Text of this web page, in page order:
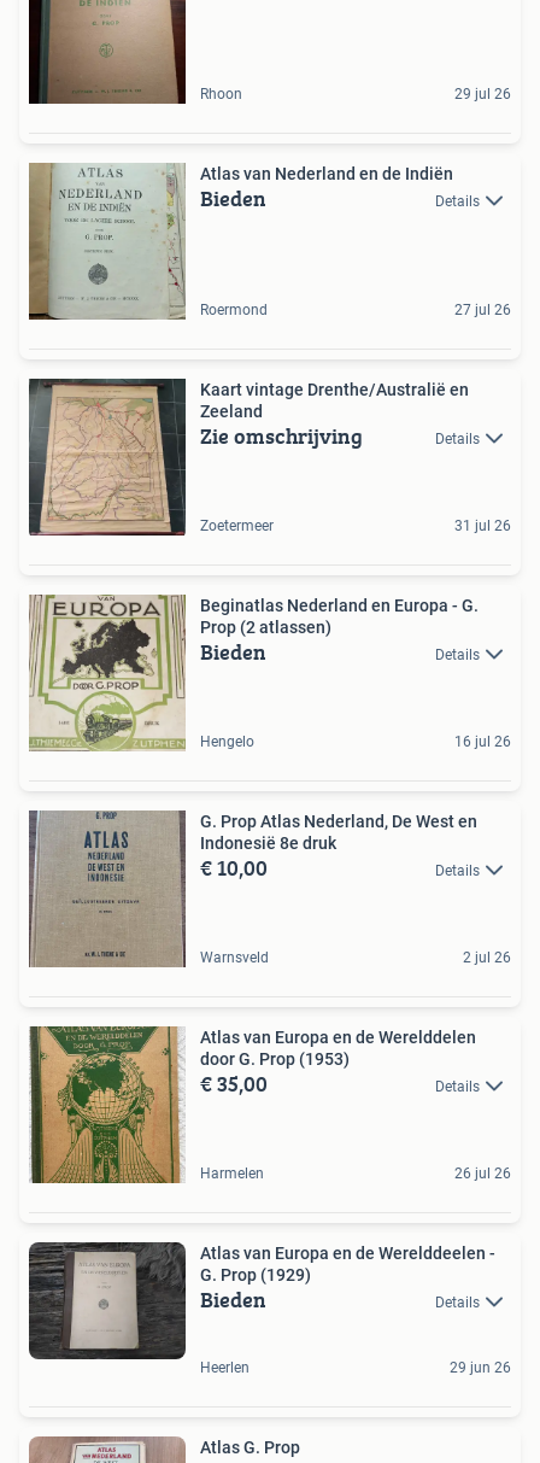
Rhoon 29 jul 26
Atlas van Nederland en de Indiën
Bieden Details
Roermond 27 jul 26
Kaart vintage Drenthe/Australië en
Zeeland
Zie omschrijving Details
Zoetermeer 31 jul 26
Beginatlas Nederland en Europa - G.
Prop (2 atlassen)
Bieden Details
Hengelo 16 jul 26
G. Prop Atlas Nederland, De West en
Indonesië 8e druk
€ 10,00 Details
Warnsveld 2 jul 26
Atlas van Europa en de Werelddelen
door G. Prop (1953)
€ 35,00 Details
Harmelen 26 jul 26
Atlas van Europa en de Werelddeelen -
G. Prop (1929)
Bieden Details
Heerlen 29 jun 26
Atlas G. Prop